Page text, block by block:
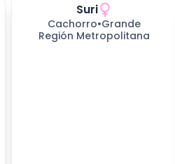
Suri
Cachorro•Grande
Región Metropolitana